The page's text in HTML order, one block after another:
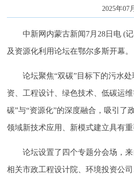
2025年07
中新网内蒙古新闻7月28日电 (记
及资源化利用论坛在鄂尔多斯开幕。
论坛聚焦“双碳”目标下的污水处
资、工程设计、绿色技术、低碳运
碳”与“资源化”的深度融合，吸引了
领域新技术应用、新模式建立具有重
论坛设置了四个专题分会场，来
相关市政工程设计院、环境投资公